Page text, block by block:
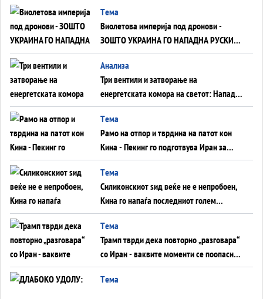
Tема
Виолетова империја под дронови -
ЗОШТО УКРАИНА ГО НАПАДНА РУСКИОТ
WILDBERRIES
Aнализа
Три вентили и затворање на
енергетската комора на светот: Нападот
во Суец најавува глобален енергетски
инфаркт?
Tема
Рамо на отпор и тврдина на патот кон
Кина - Пекинг го подготвува Иран за
американска копнена инвазија
Tема
Силиконскиот ѕид веќе не е непробоен,
Кина го напаѓа последниот голем
монопол на Западот?
Tема
Трамп тврди дека повторно „разговара“
со Иран - ваквите моменти се поопасни
од отворените закани
Tема